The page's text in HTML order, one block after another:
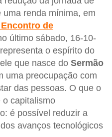
renda mínima, em
Encontro de
último sábado, 16-10-
representa o espírito do
que nasce do Sermão
uma preocupação com
das pessoas. O que o
o capitalismo
é possível reduzir a
avanços tecnológicos